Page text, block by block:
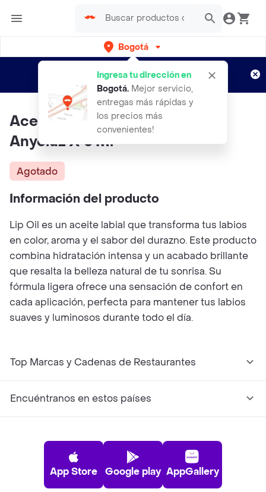
Bogotá
Ingresa tu dirección en
Bogotá. Mejor servicio,
entregas más rápidas y
los precios más
convenientes!
envíos gratis por semanas
Aplican TyC
Aceite Labial Lip Oil Durazno
Anyeluz X 5 Ml
Agotado
Información del producto
Lip Oil es un aceite labial que transforma tus labios
en color, aroma y el sabor del durazno. Este producto
combina hidratación intensa y un acabado brillante
que resalta la belleza natural de tu sonrisa. Su
fórmula ligera ofrece una sensación de confort en
cada aplicación, perfecta para mantener tus labios
suaves y luminosos durante todo el día.
Top Marcas y Cadenas de Restaurantes
Encuéntranos en estos países
App Store Google play AppGallery